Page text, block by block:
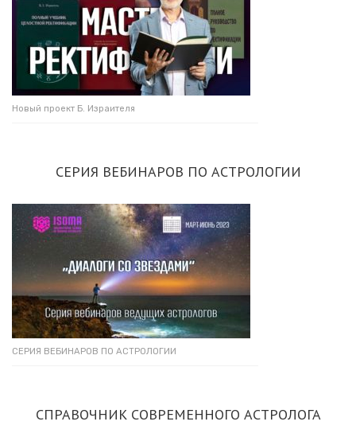
Новый проект Б. Израителя
СЕРИЯ ВЕБИНАРОВ ПО АСТРОЛОГИИ
СЕРИЯ ВЕБИНАРОВ ПО АСТРОЛОГИИ
СПРАВОЧНИК СОВРЕМЕННОГО АСТРОЛОГА